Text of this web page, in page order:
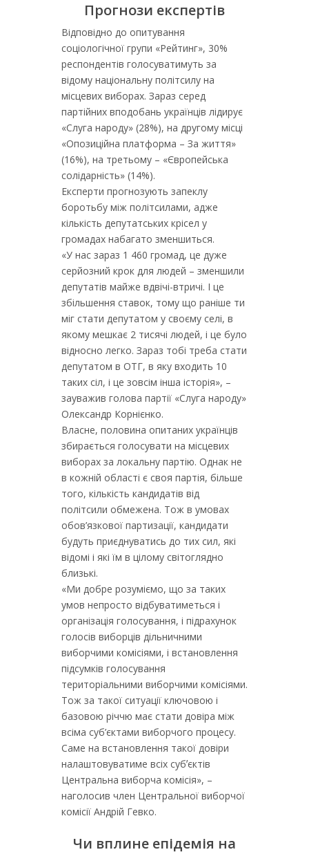
Прогнози експертів
Відповідно до опитування
соціологічної групи «Рейтинг», 30%
респондентів голосуватимуть за
відому національну політсилу на
місцевих виборах. Зараз серед
партійних вподобань українців лідирує
«Слуга народу» (28%), на другому місці
«Опозиційна платформа – За життя»
(16%), на третьому – «Європейська
солідарність» (14%).
Експерти прогнозують запеклу
боротьбу між політсилами, адже
кількість депутатських крісел у
громадах набагато зменшиться.
«У нас зараз 1 460 громад, це дуже
серйозний крок для людей – зменшили
депутатів майже вдвічі-втричі. І це
збільшення ставок, тому що раніше ти
міг стати депутатом у своєму селі, в
якому мешкає 2 тисячі людей, і це було
відносно легко. Зараз тобі треба стати
депутатом в ОТГ, в яку входить 10
таких сіл, і це зовсім інша історія», –
зауважив голова партії «Слуга народу»
Олександр Корнієнко.
Власне, половина опитаних українців
збирається голосувати на місцевих
виборах за локальну партію. Однак не
в кожній області є своя партія, більше
того, кількість кандидатів від
політсили обмежена. Тож в умовах
обов’язкової партизації, кандидати
будуть приєднуватись до тих сил, які
відомі і які їм в цілому світоглядно
близькі.
«Ми добре розуміємо, що за таких
умов непросто відбуватиметься і
організація голосування, і підрахунок
голосів виборців дільничними
виборчими комісіями, і встановлення
підсумків голосування
територіальними виборчими комісіями.
Тож за такої ситуації ключовою і
базовою річчю має стати довіра між
всіма суб’єктами виборчого процесу.
Саме на встановлення такої довіри
налаштовуватиме всіх субʼєктів
Центральна виборча комісія», –
наголосив член Центральної виборчої
комісії Андрій Гевко.
Чи вплине епідемія на